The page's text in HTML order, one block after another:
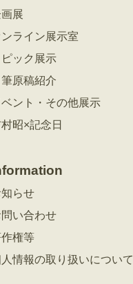
展
ライン展示室
ピック展示
筆原稿紹介
ベント・その他展示
昭×記念日
らせ
問い合わせ
権等
情報の取り扱いについて